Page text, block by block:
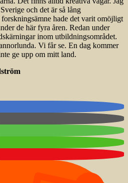
och det är så lång
hade det varit omöjligt
de här fyra åren. Redan under
inom utbildningsområdet.
Vi får se. En dag kommer
ge upp om mitt land.